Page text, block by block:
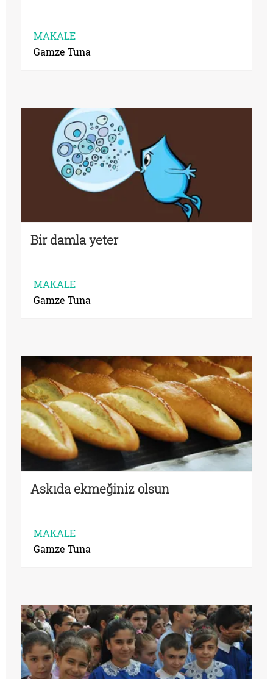
MAKALE
Gamze Tuna
Bir damla yeter
MAKALE
Gamze Tuna
Askıda ekmeğiniz olsun
MAKALE
Gamze Tuna